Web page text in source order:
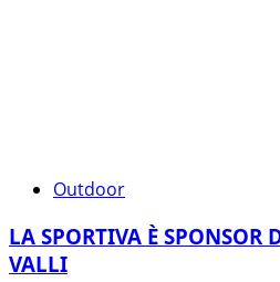
Outdoor
LA SPORTIVA È SPONSOR
VALLI